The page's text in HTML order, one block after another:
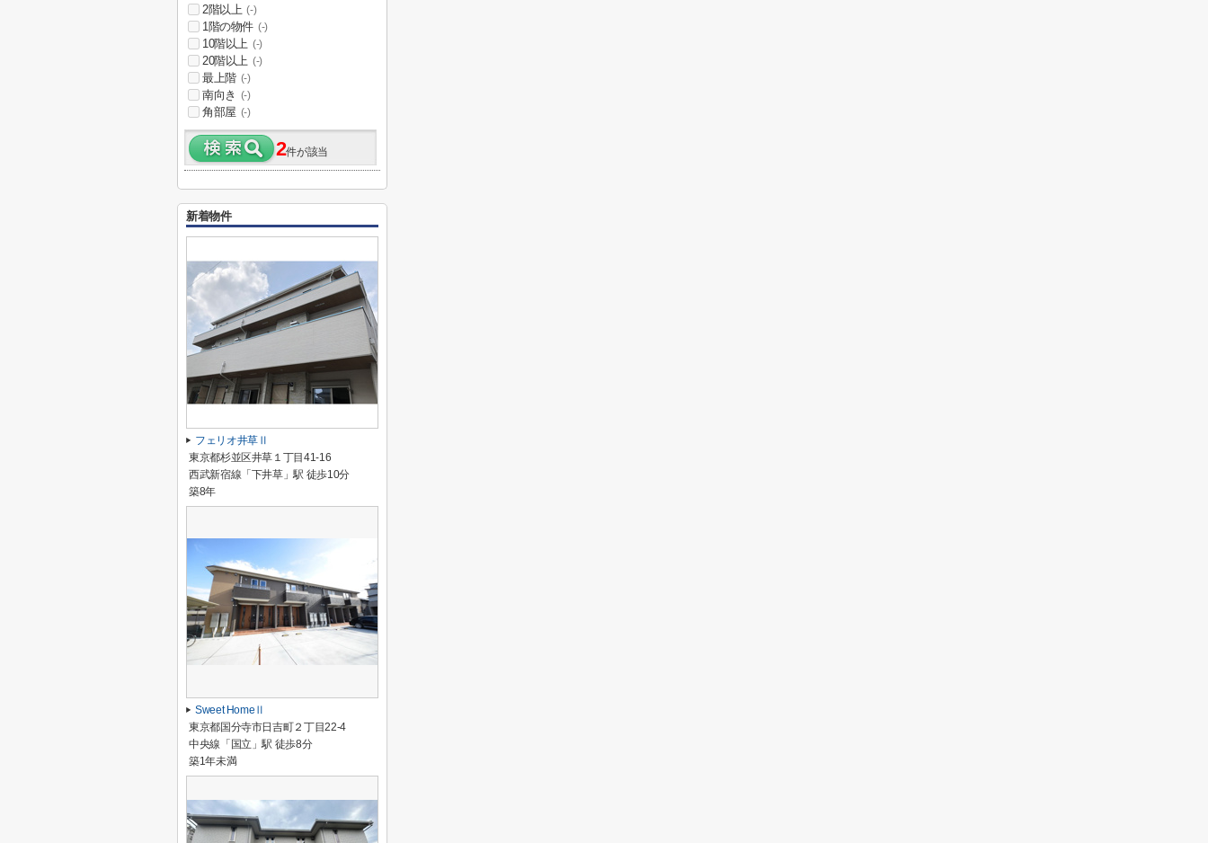
2階以上 (-)
1階の物件 (-)
10階以上 (-)
20階以上 (-)
最上階 (-)
南向き (-)
角部屋 (-)
2件が該当
新着物件
フェリオ井草Ⅱ
東京都杉並区井草１丁目41-16
西武新宿線「下井草」駅 徒歩10分
築8年
Sweet HomeⅡ
東京都国分寺市日吉町２丁目22-4
中央線「国立」駅 徒歩8分
築1年未満